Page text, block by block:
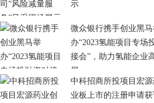
示
微众银行携手创业黑
办“2023氢能项目专场
接会”，助力氢能企业
展
中科招商所投项目宏源
业板上市的注册申请